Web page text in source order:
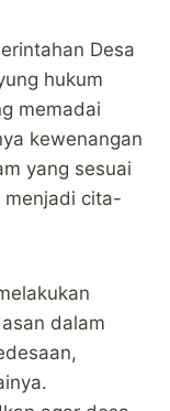
Desa
hukum
memadai
kewenangan
yang sesuai
menjadi cita-
dalam